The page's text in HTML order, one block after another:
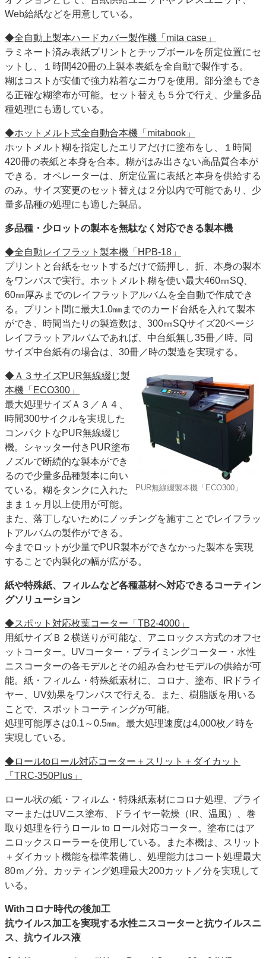
Web給紙などを用意している。
◆全自動上製本ハードカバー製作機「mita case」
ラミネート済み表紙プリントとチップボールを所定位置にセ
ットし、１時間420冊の上製本表紙を全自動で製作する。
糊はコストが安価で強力粘着なニカワを使用。部分塗もでき
る正確な糊塗布が可能。セット替えも５分で行え、少量多品
種処理にも適している。
◆ホットメルト式全自動合本機「mitabook」
ホットメルト糊を指定したエリアだけに塗布をし、１時間
420冊の表紙と本身を合本。糊がはみ出さない高品質合本が
できる。オペレーターは、所定位置に表紙と本身を供給する
のみ。サイズ変更のセット替えは２分以内で可能であり、少
量多品種の処理にも適した製品。
多品種・少ロットの製本を無駄なく対応できる製本機
◆全自動レイフラット製本機「HPB-18」
プリントと台紙をセットするだけで筋押し、折、本身の製本
をワンパスで実行。ホットメルト糊を使い最大460㎜SQ、
60㎜厚みまでのレイフラットアルバムを全自動で作成でき
る。プリント間に最大1.0㎜までのカード台紙を入れて製本
ができ、時間当たりの製造数は、300㎜SQサイズ20ページ
レイフラットアルバムであれば、中台紙無し35冊／時。同
サイズ中台紙有の場合は、30冊／時の製造を実現する。
PUR無線綴製本機「ECO300」
◆Ａ３サイズPUR無線綴じ製
本機「ECO300」
最大処理サイズＡ３／Ａ４、
時間300サイクルを実現した
コンパクトなPUR無線綴じ
機。シャッター付きPUR塗布
ノズルで断続的な製本ができ
るので少量多品種製本に向い
ている。糊をタンクに入れた
まま１ヶ月以上使用が可能。
また、落丁しないためにノッチングを施すことでレイフラッ
トアルバムの製作ができる。
今までロットが少量でPUR製本ができなかった製本を実現
することで内製化の幅が広がる。
紙や特殊紙、フィルムなど各種基材へ対応できるコーティン
グソリューション
◆スポット対応枚葉コーター「TB2-4000」
用紙サイズＢ２横送りが可能な、アニロックス方式のオフセ
ットコーター。UVコーター・プライミングコーター・水性
ニスコーターの各モデルとその組み合わせモデルの供給が可
能。紙・フィルム・特殊紙素材に、コロナ、塗布、IRドライ
ヤー、UV効果をワンパスで行える。また、樹脂版を用いる
ことで、スポットコーティングが可能。
処理可能厚さは0.1～0.5㎜。最大処理速度は4,000枚／時を
実現している。
◆ロールtoロール対応コーター＋スリット＋ダイカット
「TRC-350Plus」
ロール状の紙・フィルム・特殊紙素材にコロナ処理、プライ
マーまたはUVニス塗布、ドライヤー乾燥（IR、温風）、巻
取り処理を行うロール to ロール対応コーター。塗布にはア
ニロックスローラーを使用している。また本機は、スリット
＋ダイカット機能を標準装備し、処理能力はコート処理最大
80ｍ／分。カッティング処理最大200カット／分を実現して
いる。
Withコロナ時代の後加工
抗ウイルス加工を実現する水性ニスコーターと抗ウイルスニ
ス、抗ウイルス液